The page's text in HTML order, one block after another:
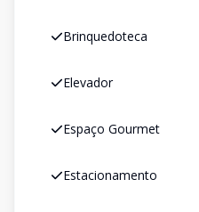
Brinquedoteca
Elevador
Espaço Gourmet
Estacionamento